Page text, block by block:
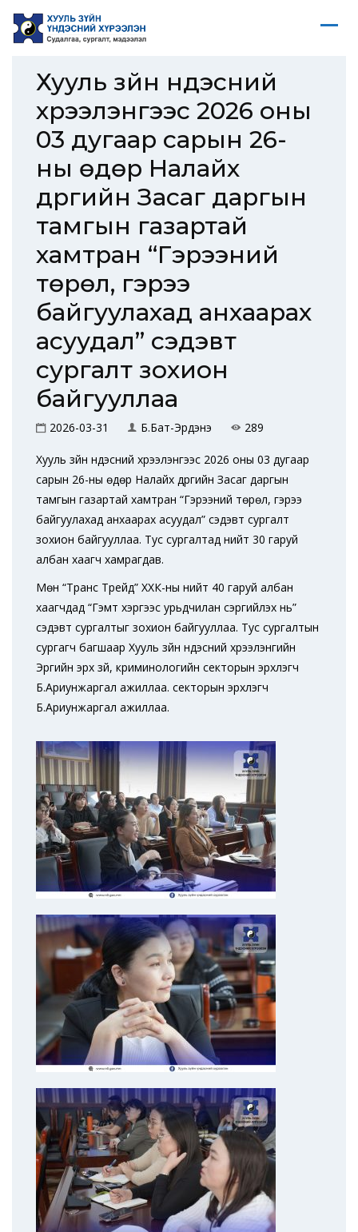
Хууль зүйн үндэсний
хүрээлэнгээс 2026 оны
03 дугаар сарын 26-
ны өдөр Налайх
дүүргийн Засаг даргын
тамгын газартай
хамтран “Гэрээний
төрөл, гэрээ
байгуулахад анхаарах
асуудал” сэдэвт
сургалт зохион
байгууллаа
2026-03-31 Б.Бат-Эрдэнэ 289
Хууль зүйн үндэсний хүрээлэнгээс 2026 оны 03 дугаар
сарын 26-ны өдөр Налайх дүүргийн Засаг даргын
тамгын газартай хамтран “Гэрээний төрөл, гэрээ
байгуулахад анхаарах асуудал” сэдэвт сургалт
зохион байгууллаа. Тус сургалтад нийт 30 гаруй
албан хаагч хамрагдав.
Мөн “Транс Трейд” ХХК-ны нийт 40 гаруй албан
хаагчдад “Гэмт хэргээс урьдчилан сэргийлэх нь”
сэдэвт сургалтыг зохион байгууллаа. Тус сургалтын
сургагч багшаар Хууль зүйн үндэсний хүрээлэнгийн
Эрүүгийн эрх зүй, криминологийн секторын эрхлэгч
Б.Ариунжаргал ажиллаа. секторын эрхлэгч
Б.Ариунжаргал ажиллаа.